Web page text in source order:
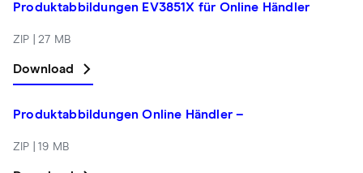
Produktabbildungen EV3851X für Online Händler
ZIP | 27 MB
Download
Produktabbildungen Online Händler –
ZIP | 19 MB